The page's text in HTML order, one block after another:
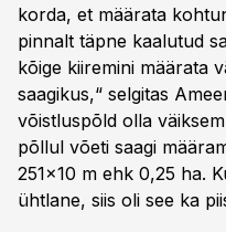
korda, et määrata
pinnalt täpne kaalutud
kõige kiiremini määrata
saagikus,“ selgitas
võistluspõld olla
põllul võeti saagi
251x10 m ehk 0,25 ha.
ühtlane, siis oli see ka